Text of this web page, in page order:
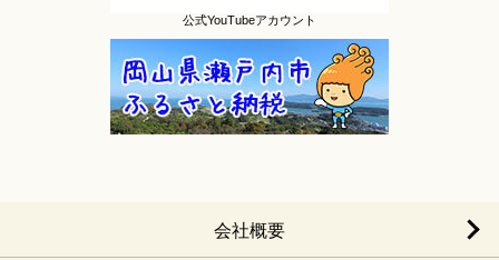
公式YouTubeアカウント
会社概要